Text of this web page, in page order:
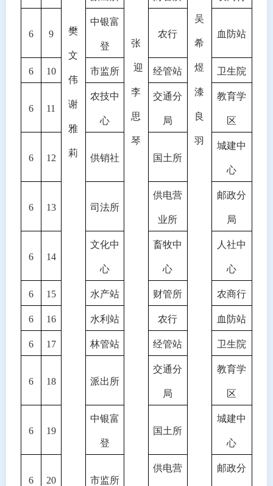
樊
文
伟
谢
雅
莉
张
迎
李
思
琴
吴
希
煜
漆
良
羽
6 9
中银富
登
农行 血防站
6 10 市监所 经管站 卫生院
6 11
农技中
心
交通分
局
教育学
区
6 12 供销社 国土所
城建中
心
6 13 司法所
供电营
业所
邮政分
局
6 14
文化中
心
畜牧中
心
人社中
心
6 15 水产站 财管所 农商行
6 16 水利站 农行 血防站
6 17 林管站 经管站 卫生院
6 18 派出所
交通分
局
教育学
区
6 19
中银富
登
国土所
城建中
心
6 20 市监所
供电营 邮政分